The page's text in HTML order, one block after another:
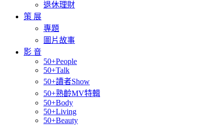
退休理財
策 展
專題
圖片故事
影 音
50+People
50+Talk
50+讀者Show
50+熟齡MV特輯
50+Body
50+Living
50+Beauty